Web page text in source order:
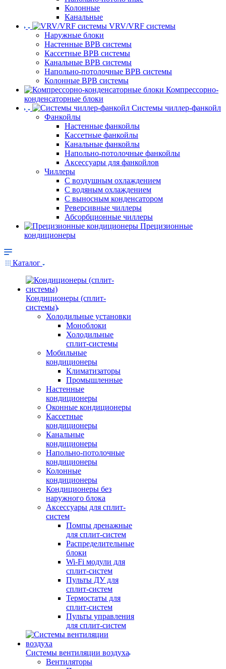
Колонные
Канальные
VRV/VRF системы
Наружные блоки
Настенные ВРВ системы
Кассетные ВРВ системы
Канальные ВРВ системы
Напольно-потолочные ВРВ системы
Колонные ВРВ системы
Компрессорно-
конденсаторные блоки
Системы чиллер-фанкойл
Фанкойлы
Настенные фанкойлы
Кассетные фанкойлы
Канальные фанкойлы
Напольно-потолочные фанкойлы
Аксессуары для фанкойлов
Чиллеры
С воздушным охлаждением
С водяным охлаждением
С выносным конденсатором
Реверсивные чиллеры
Абсорбционные чиллеры
Прецизионные
кондиционеры
Каталог
Кондиционеры (сплит-
системы)
Холодильные установки
Моноблоки
Холодильные
сплит-системы
Мобильные
кондиционеры
Климатизаторы
Промышленные
Настенные
кондиционеры
Оконные кондиционеры
Кассетные
кондиционеры
Канальные
кондиционеры
Напольно-потолочные
кондиционеры
Колонные
кондиционеры
Кондиционеры без
наружного блока
Аксессуары для сплит-
систем
Помпы дренажные
для сплит-систем
Распределительные
блоки
Wi-Fi модули для
сплит-систем
Пульты ДУ для
сплит-систем
Термостаты для
сплит-систем
Пульты управления
для сплит-систем
Системы вентиляции воздуха
Вентиляторы